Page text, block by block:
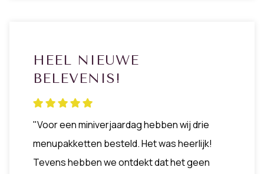
HEEL NIEUWE
BELEVENIS!
"Voor een miniverjaardag hebben wij drie
menupakketten besteld. Het was heerlijk!
Tevens hebben we ontdekt dat het geen